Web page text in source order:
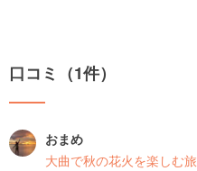
口コミ（1件）
おまめ
大曲で秋の花火を楽しむ旅